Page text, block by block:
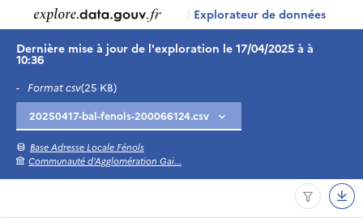
| Explorateur de données
Dernière mise à jour de l'exploration le 17/04/2025 à à
10:36
- Format csv(25 KB)
Base Adresse Locale Fénols
Communauté d'Agglomération Gai...